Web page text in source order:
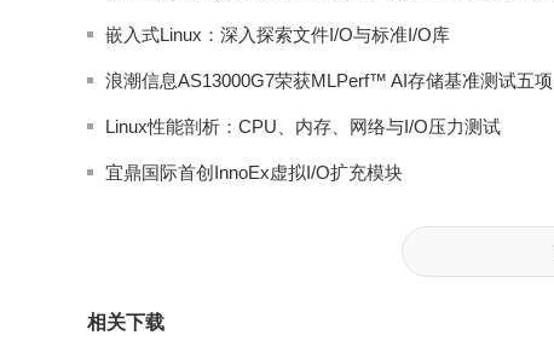
嵌入式Linux：深入探索文件I/O与标准I/O库
Linux性能剖析：CPU、内存、网络与I/O压力测试
宜鼎国际首创InnoEx虚拟I/O扩充模块
相关下载